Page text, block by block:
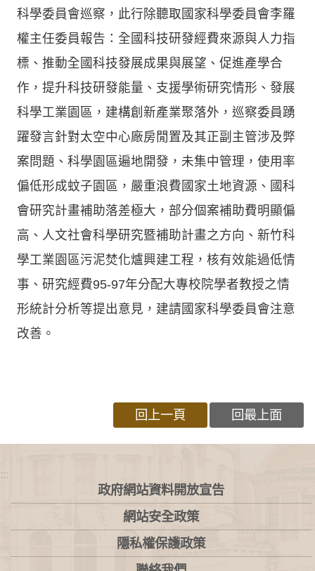
科學委員會巡察，此行除聽取國家科學委員會李羅
權主任委員報告：全國科技研發經費來源與人力指
標、推動全國科技發展成果與展望、促進產學合
作，提升科技研發能量、支援學術研究情形、發展
科學工業園區，建構創新產業聚落外，巡察委員踴
躍發言針對太空中心廠房閒置及其正副主管涉及弊
案問題、科學園區遍地開發，未集中管理，使用率
偏低形成蚊子園區，嚴重浪費國家土地資源、國科
會研究計畫補助落差極大，部分個案補助費明顯偏
高、人文社會科學研究暨補助計畫之方向、新竹科
學工業園區污泥焚化爐興建工程，核有效能過低情
事、研究經費95-97年分配大專校院學者教授之情
形統計分析等提出意見，建請國家科學委員會注意
改善。
回上一頁 回最上面
:::
政府網站資料開放宣告
網站安全政策
隱私權保護政策